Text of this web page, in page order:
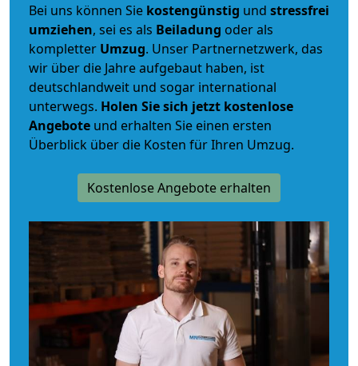
Bei uns können Sie kostengünstig und stressfrei
umziehen, sei es als Beiladung oder als
kompletter Umzug. Unser Partnernetzwerk, das
wir über die Jahre aufgebaut haben, ist
deutschlandweit und sogar international
unterwegs. Holen Sie sich jetzt kostenlose
Angebote und erhalten Sie einen ersten
Überblick über die Kosten für Ihren Umzug.
Kostenlose Angebote erhalten